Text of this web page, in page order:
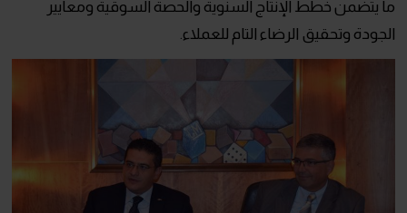
ما يتضمن خطط الإنتاج السنوية والحصة السوقية ومعايير
الجودة وتحقيق الرضاء التام للعملاء.